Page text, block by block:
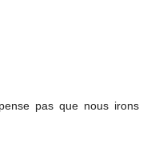
pas que nous irons